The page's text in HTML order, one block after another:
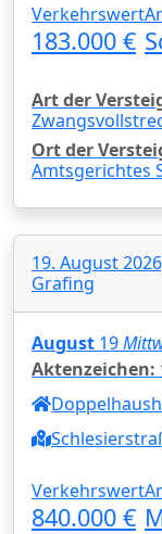
Verkehrswert
183.000 €
Art der
Ort der
Amtsgerichtes
19. August
Grafing
August 19
Aktenzeichen:
Verkehrswert
840.000 €